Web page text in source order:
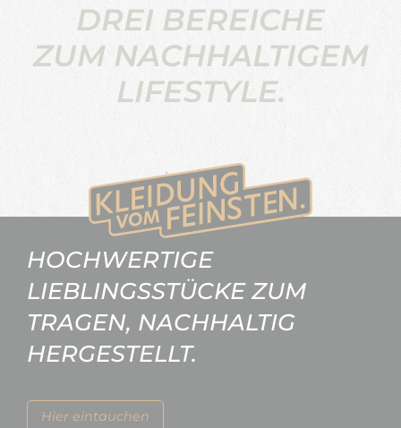
DREI BEREICHE
ZUM NACHHALTIGEM
LIFESTYLE.
Hier eintauchen
HOCHWERTIGE
LIEBLINGSSTÜCKE ZUM
TRAGEN, NACHHALTIG
HERGESTELLT.